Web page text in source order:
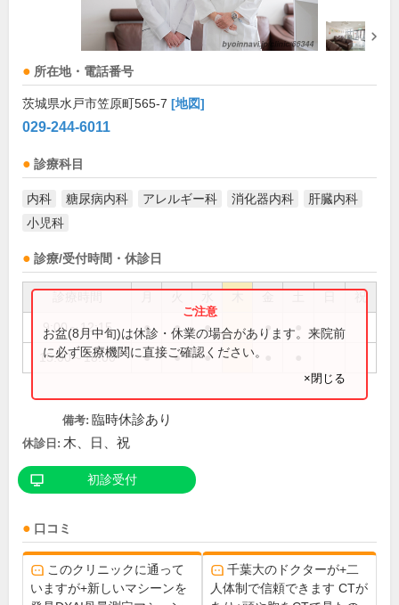
所在地・電話番号
茨城県水戸市笠原町565-7 [地図]
029-244-6011
診療科目
内科 糖尿病内科 アレルギー科 消化器内科
肝臓内科
小児科
診療/受付時間・休診日
祝
9:00～12:15 ● ● ● ●
15:00～18:00 ● ● ●
お盆(8月中旬)は休診・休業の場合があります。来院前
に必ず医療機関に直接ご確認ください。
×閉じる
備考: 臨時休診あり
休診日: 木、日、祝
初診受付
口コミ
このクリニックに通って
いますが+新しいマシーンを
千葉大のドクターが+二
人体制で信頼できます CTが